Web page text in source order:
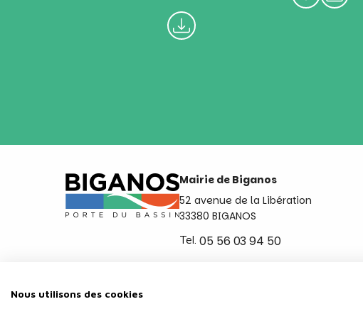
Mairie de Biganos
52 avenue de la Libération
33380 BIGANOS
Tel. 05 56 03 94 50
Nous utilisons des cookies